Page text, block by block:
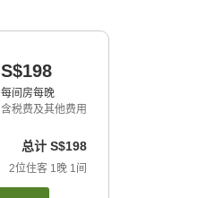
S$198
每间房每晚
含税费及其他费用
总计 S$198
2位住客 1晚 1间